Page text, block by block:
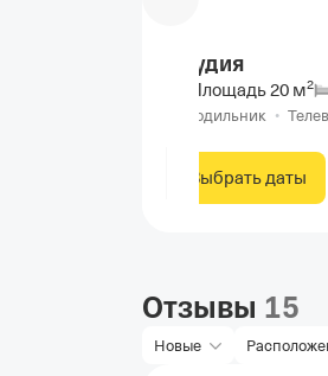
Студия
Площадь20 м2
Холодильник •
Выбрать даты
Отзывы 15
Новые